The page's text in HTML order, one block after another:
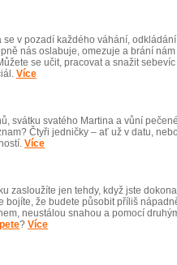
se v pozadí každého váhání,
nás oslabuje, omezuje a brání
se učit, pracovat a snažit
Více
svátku svatého Martina a vůní
Čtyři jedničky – ať už v datu,
Více
zasloužíte jen tehdy, když jste
bojíte, že budete působit příliš
neustálou snahou a pomocí
? Více